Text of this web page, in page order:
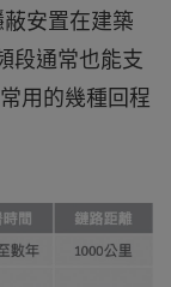
安置在建築
段通常也能支
用的幾種回程